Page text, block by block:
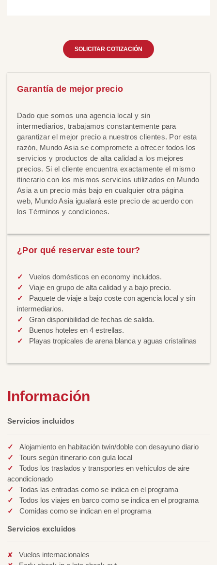
SOLICITAR COTIZACIÓN
Garantía de mejor precio
Dado que somos una agencia local y sin
intermediarios, trabajamos constantemente para
garantizar el mejor precio a nuestros clientes. Por esta
razón, Mundo Asia se compromete a ofrecer todos los
servicios y productos de alta calidad a los mejores
precios. Si el cliente encuentra exactamente el mismo
itinerario con los mismos servicios utilizados en Mundo
Asia a un precio más bajo en cualquier otra página
web, Mundo Asia igualará este precio de acuerdo con
los Términos y condiciones.
¿Por qué reservar este tour?
Vuelos domésticos en economy incluidos.
Viaje en grupo de alta calidad y a bajo precio.
Paquete de viaje a bajo coste con agencia local y sin
intermediarios.
Gran disponibilidad de fechas de salida.
Buenos hoteles en 4 estrellas.
Playas tropicales de arena blanca y aguas cristalinas
Información
Servicios incluidos
Alojamiento en habitación twin/doble con desayuno diario
Tours según itinerario con guía local
Todos los traslados y transportes en vehículos de aire
acondicionado
Todas las entradas como se indica en el programa
Todos los viajes en barco como se indica en el programa
Comidas como se indican en el programa
Servicios excluidos
Vuelos internacionales